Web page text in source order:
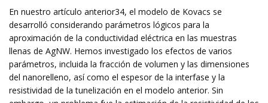
En nuestro artículo anterior34, el modelo de Kovacs se
desarrolló considerando parámetros lógicos para la
aproximación de la conductividad eléctrica en las muestras
llenas de AgNW. Hemos investigado los efectos de varios
parámetros, incluida la fracción de volumen y las dimensiones
del nanorelleno, así como el espesor de la interfase y la
resistividad de la tunelización en el modelo anterior. Sin